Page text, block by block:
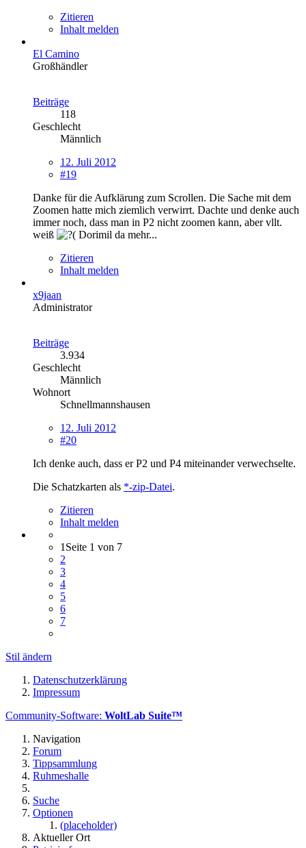
Zitieren
Inhalt melden
El Camino
Großhändler
Beiträge
118
Geschlecht
Männlich
12. Juli 2012
#19
Danke für die Aufklärung zum Scrollen. Die Sache mit dem
Zoomen hatte mich ziemlich verwirrt. Dachte und denke auch
immer noch, dass man in P2 nicht zoomen kann, aber vllt.
weiß
Dorimil da mehr...
Zitieren
Inhalt melden
x9jaan
Administrator
Beiträge
3.934
Geschlecht
Männlich
Wohnort
Schnellmannshausen
12. Juli 2012
#20
Ich denke auch, dass er P2 und P4 miteinander verwechselte.
Die Schatzkarten als *-zip-Datei.
Zitieren
Inhalt melden
1 Seite 1 von 7
2
3
4
5
6
7
Stil ändern
Datenschutzerklärung
Impressum
Community-Software: WoltLab Suite™
Navigation
Forum
Tippsammlung
Ruhmeshalle
Suche
Optionen
(placeholder)
Aktueller Ort